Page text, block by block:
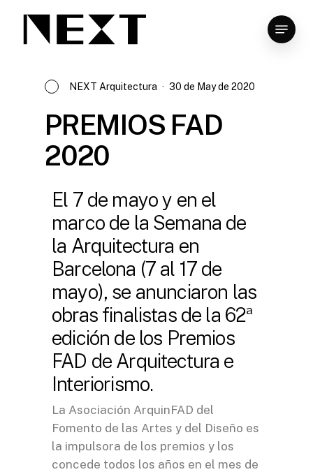
main
NEXT Arquitectura 30 de May de 2020
PREMIOS FAD
2020
El 7 de mayo y en el
marco de la Semana de
la Arquitectura en
Barcelona (7 al 17 de
mayo), se anunciaron las
obras finalistas de la 62ª
edición de los Premios
FAD de Arquitectura e
Interiorismo.
La Asociación ArquinFAD del
Fomento de las Artes y del Diseño es
la impulsora de los premios y los
concede todos los años en el mes de